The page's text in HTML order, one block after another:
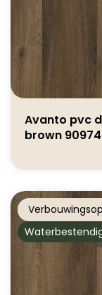
Avanto pvc
brown